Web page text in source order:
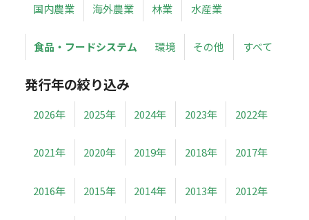
国内農業 海外農業 林業 水産業
食品・フードシステム 環境 その他 すべて
発行年の絞り込み
2026年 2025年 2024年 2023年 2022年
2021年 2020年 2019年 2018年 2017年
2016年 2015年 2014年 2013年 2012年